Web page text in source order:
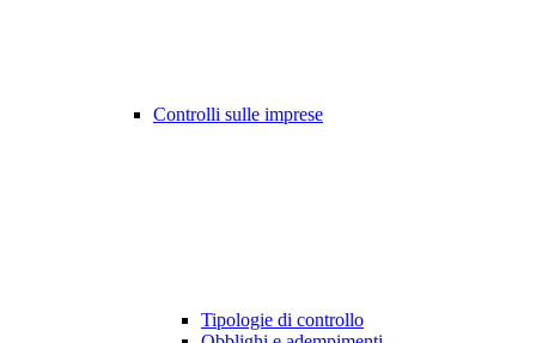
Controlli sulle imprese
Tipologie di controllo